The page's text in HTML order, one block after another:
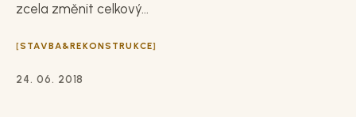
zcela změnit celkový...
STAVBA&REKONSTRUKCE
24. 06. 2018